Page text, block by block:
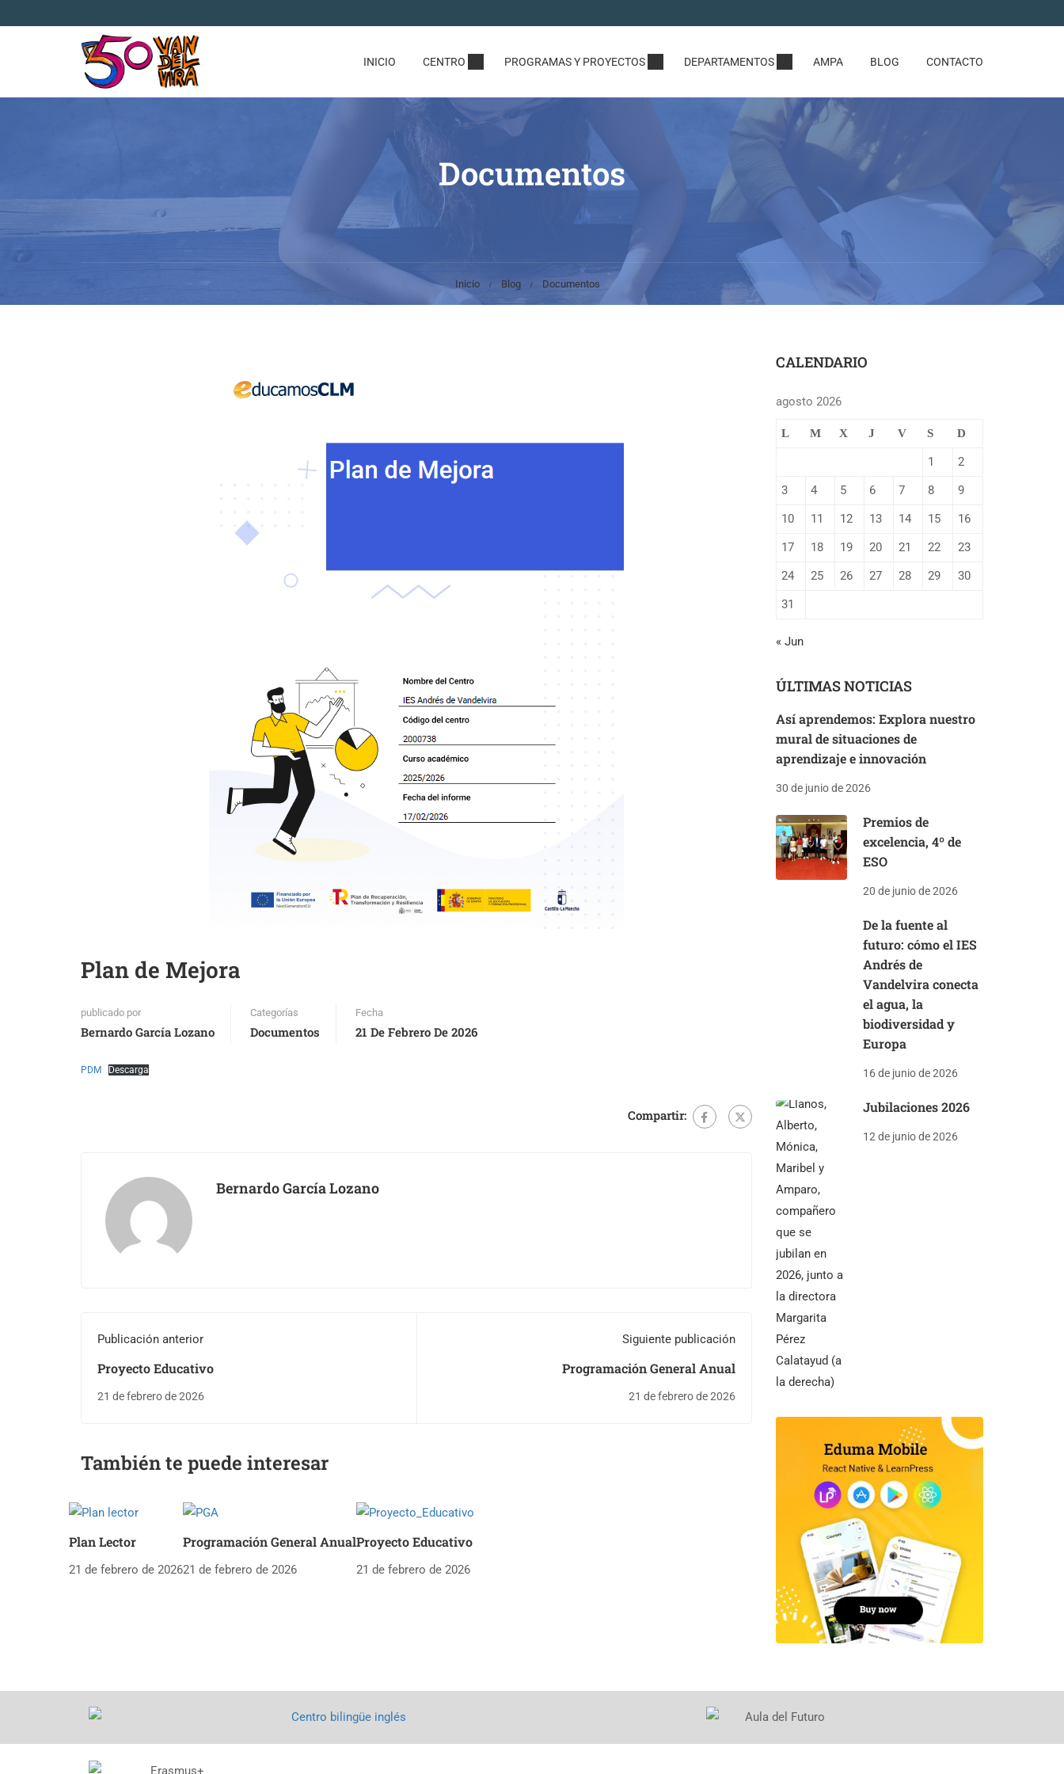
INICIO CENTRO PROGRAMAS Y PROYECTOS DEPARTAMENTOS AMPA BLOG CONTACTO
Documentos
Inicio Blog Documentos
Plan de Mejora
publicado por
Bernardo García Lozano
Categorías
Documentos
Fecha
21 De Febrero De 2026
PDM Descarga
Compartir:
Bernardo García Lozano
Publicación anterior
Proyecto Educativo
21 de febrero de 2026
Siguiente publicación
Programación General Anual
21 de febrero de 2026
También te puede interesar
Plan Lector
21 de febrero de 2026
Programación General Anual
21 de febrero de 2026
Proyecto Educativo
21 de febrero de 2026
CALENDARIO
agosto 2026
L M X J V S D
1
2
3
4 5 6 7 8
9
10
11 12 13 14 15
16
17
18 19 20 21 22
23
24
25 26 27 28 29
30
31
« Jun
ÚLTIMAS NOTICIAS
Así aprendemos: Explora nuestro
mural de situaciones de
aprendizaje e innovación
30 de junio de 2026
Premios de
excelencia, 4º de
ESO
20 de junio de 2026
De la fuente al
futuro: cómo el IES
Andrés de
Vandelvira conecta
el agua, la
biodiversidad y
Europa
16 de junio de 2026
Jubilaciones 2026
12 de junio de 2026